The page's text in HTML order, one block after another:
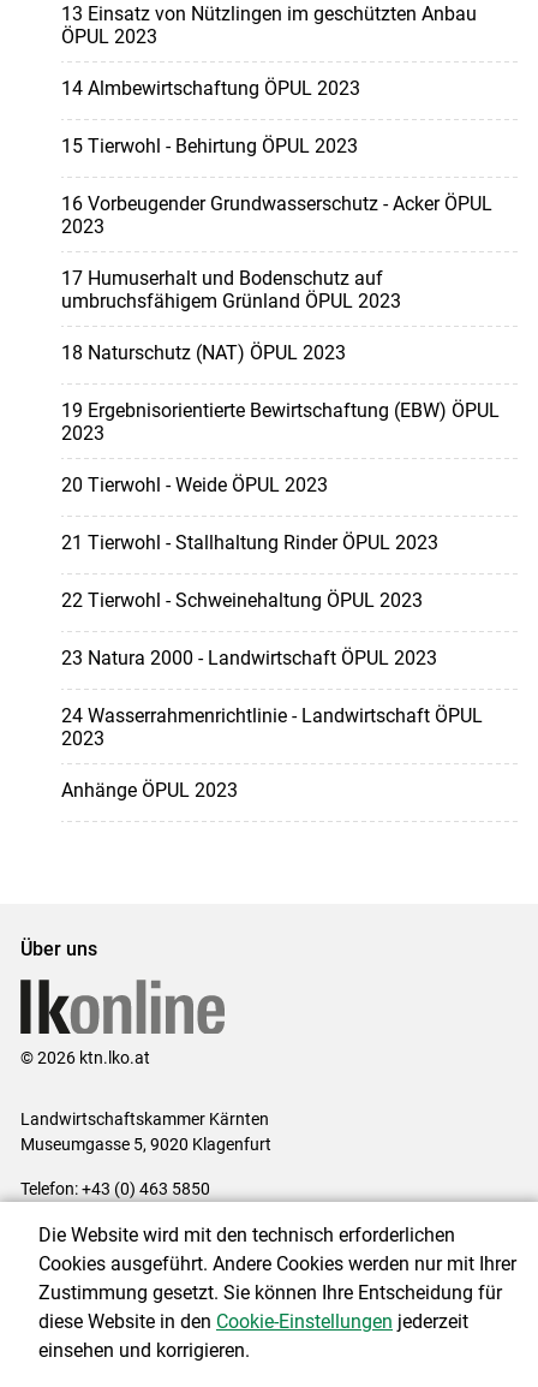
13 Einsatz von Nützlingen im geschützten Anbau
ÖPUL 2023
14 Almbewirtschaftung ÖPUL 2023
15 Tierwohl - Behirtung ÖPUL 2023
16 Vorbeugender Grundwasserschutz - Acker ÖPUL
2023
17 Humuserhalt und Bodenschutz auf
umbruchsfähigem Grünland ÖPUL 2023
18 Naturschutz (NAT) ÖPUL 2023
19 Ergebnisorientierte Bewirtschaftung (EBW) ÖPUL
2023
20 Tierwohl - Weide ÖPUL 2023
21 Tierwohl - Stallhaltung Rinder ÖPUL 2023
22 Tierwohl - Schweinehaltung ÖPUL 2023
23 Natura 2000 - Landwirtschaft ÖPUL 2023
24 Wasserrahmenrichtlinie - Landwirtschaft ÖPUL
2023
Anhänge ÖPUL 2023
Über uns
© 2026 ktn.lko.at
Landwirtschaftskammer Kärnten
Museumgasse 5, 9020 Klagenfurt
Telefon: +43 (0) 463 5850
Impressum|Kontakt|Datenschutzerklärung|Barrierefreiheit|
Cookie-Einstellungen
Die Website wird mit den technisch erforderlichen
Cookies ausgeführt. Andere Cookies werden nur mit Ihrer
Zustimmung gesetzt. Sie können Ihre Entscheidung für
diese Website in den Cookie-Einstellungen jederzeit
einsehen und korrigieren.